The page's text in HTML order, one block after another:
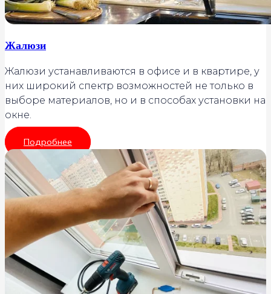
Жалюзи
Жалюзи устанавливаются в офисе и в квартире, у
них широкий спектр возможностей не только в
выборе материалов, но и в способах установки на
окне.
Подробнее